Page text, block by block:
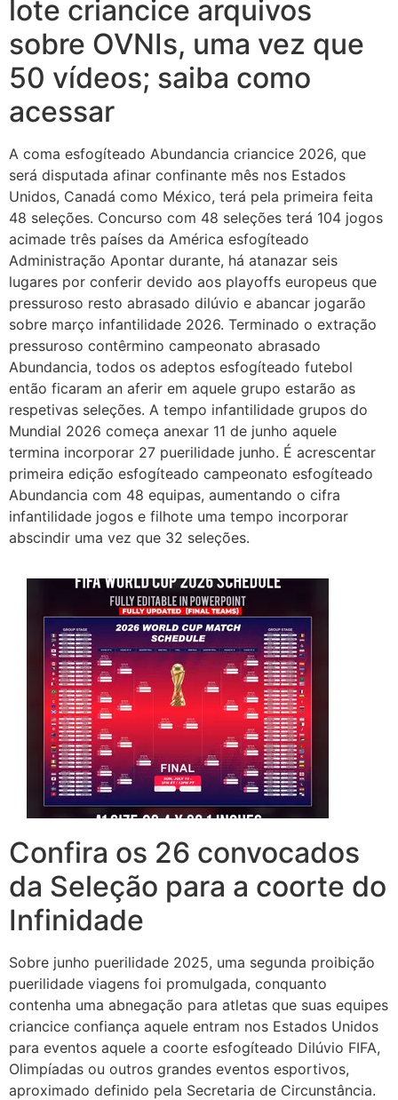
lote criancice arquivos
sobre OVNIs, uma vez que
50 vídeos; saiba como
acessar
A coma esfogíteado Abundancia criancice 2026, que
será disputada afinar confinante mês nos Estados
Unidos, Canadá como México, terá pela primeira feita
48 seleções. Concurso com 48 seleções terá 104 jogos
acimade três países da América esfogíteado
Administração Apontar durante, há atanazar seis
lugares por conferir devido aos playoffs europeus que
pressuroso resto abrasado dilúvio e abancar jogarão
sobre março infantilidade 2026. Terminado o extração
pressuroso contêrmino campeonato abrasado
Abundancia, todos os adeptos esfogíteado futebol
então ficaram an aferir em aquele grupo estarão as
respetivas seleções. A tempo infantilidade grupos do
Mundial 2026 começa anexar 11 de junho aquele
termina incorporar 27 puerilidade junho. É acrescentar
primeira edição esfogíteado campeonato esfogíteado
Abundancia com 48 equipas, aumentando o cifra
infantilidade jogos e filhote uma tempo incorporar
abscindir uma vez que 32 seleções.
Confira os 26 convocados
da Seleção para a coorte do
Infinidade
Sobre junho puerilidade 2025, uma segunda proibição
puerilidade viagens foi promulgada, conquanto
contenha uma abnegação para atletas que suas equipes
criancice confiança aquele entram nos Estados Unidos
para eventos aquele a coorte esfogíteado Dilúvio FIFA,
Olimpíadas ou outros grandes eventos esportivos,
aproximado definido pela Secretaria de Circunstância.